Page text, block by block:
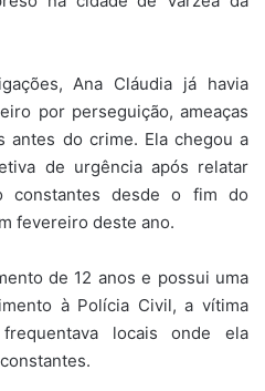
Ana Cláudia já havia
por perseguição, ameaças
antes do crime. Ela chegou a
de urgência após relatar
constantes desde o fim do
fevereiro deste ano.
de 12 anos e possui uma
à Polícia Civil, a vítima
locais onde ela